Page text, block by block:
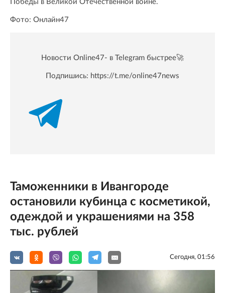
Победы в Великой Отечественной войне.
Фото: Онлайн47
Новости Online47- в Telegram быстрее🚀
Подпишись: https://t.me/online47news
Таможенники в Ивангороде
остановили кубинца с косметикой,
одеждой и украшениями на 358
тыс. рублей
Сегодня, 01:56